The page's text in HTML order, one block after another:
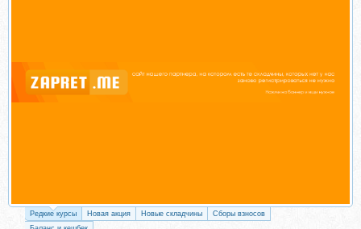
Редкие курсы Новая акция Новые складчины
Сборы взносов